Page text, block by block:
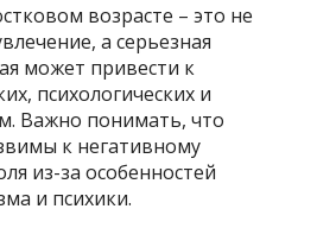
возрасте – это не
а серьезная
может привести к
психологических и
Важно понимать, что
к негативному
из-за особенностей
и психики.